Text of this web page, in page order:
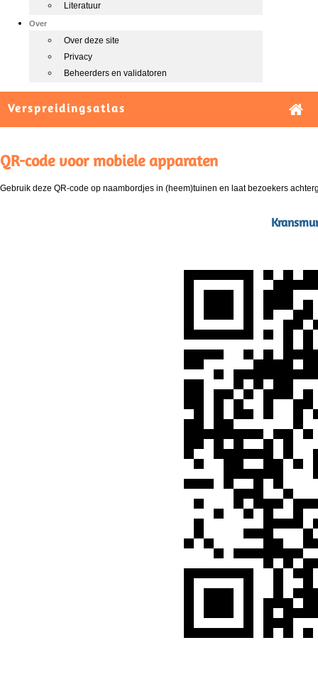
Literatuur
Over
Over deze site
Privacy
Beheerders en validatoren
Verspreidingsatlas
QR-code voor mobiele apparaten
Gebruik deze QR-code op naambordjes in (heem)tuinen en laat bezoekers